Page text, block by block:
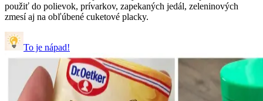
použiť do polievok, prívarkov, zapekaných jedál, zeleninových
zmesí aj na obľúbené cuketové placky.
To je nápad!